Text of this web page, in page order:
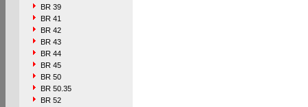
BR 39
BR 41
BR 42
BR 43
BR 44
BR 45
BR 50
BR 50.35
BR 52